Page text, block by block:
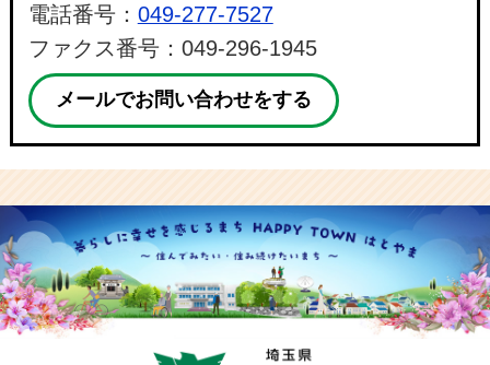
電話番号： 049-277-7527
ファクス番号：049-296-1945
メールでお問い合わせをする